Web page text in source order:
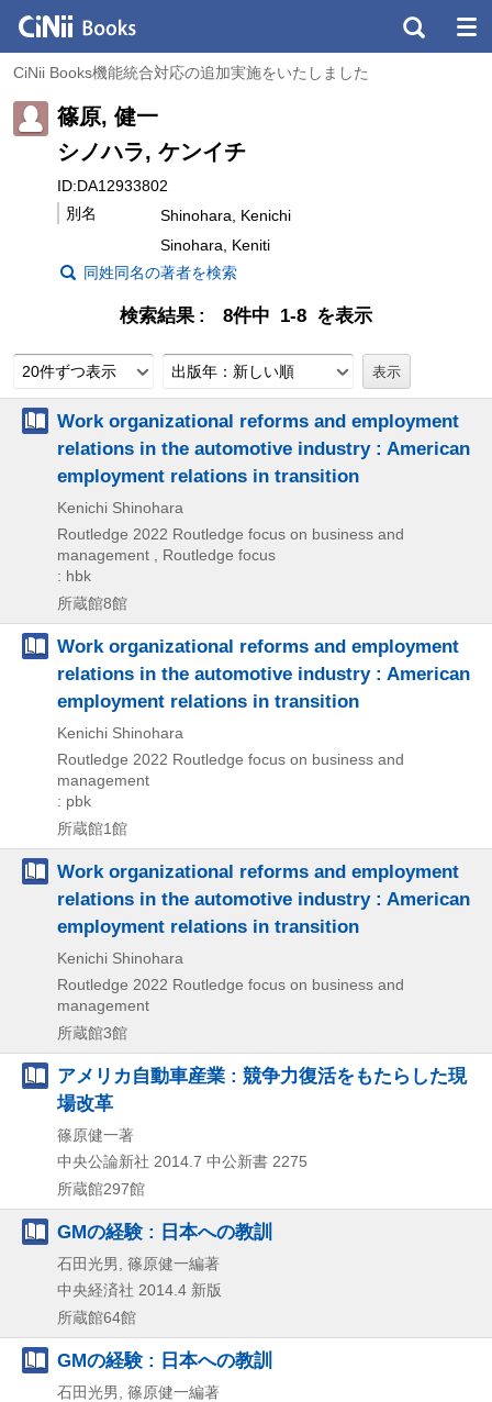
CiNii Books機能統合対応の追加実施をいたしました
篠原, 健一
シノハラ, ケンイチ
ID:DA12933802
別名
Shinohara, Kenichi
Sinohara, Keniti
同姓同名の著者を検索
検索結果 8件中 1-8 を表示
20件ずつ表示 出版年：新しい順
Work organizational reforms and employment
relations in the automotive industry : American
employment relations in transition
Kenichi Shinohara
Routledge 2022 Routledge focus on business and
management , Routledge focus
: hbk
所蔵館8館
Work organizational reforms and employment
relations in the automotive industry : American
employment relations in transition
Kenichi Shinohara
Routledge 2022 Routledge focus on business and
management
: pbk
所蔵館1館
Work organizational reforms and employment
relations in the automotive industry : American
employment relations in transition
Kenichi Shinohara
Routledge 2022 Routledge focus on business and
management
所蔵館3館
アメリカ自動車産業 : 競争力復活をもたらした現
場改革
篠原健一著
中央公論新社 2014.7 中公新書 2275
所蔵館297館
GMの経験 : 日本への教訓
石田光男, 篠原健一編著
中央経済社 2014.4 新版
所蔵館64館
GMの経験 : 日本への教訓
石田光男, 篠原健一編著